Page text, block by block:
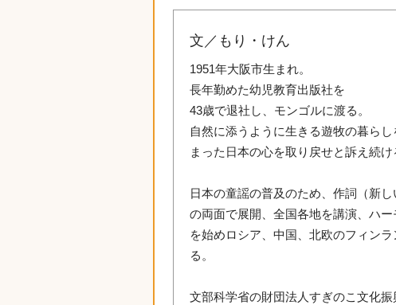
文／もり・けん
1951年大阪市生まれ。
長年勤めた幼児教育出版社を
43歳で退社し、モンゴルに渡る。
自然に添うように生きる遊牧の暮ら
まった日本の心を取り戻せと訴え続け
日本の童謡の普及のため、作詞（新
の両面で展開、全国各地を講演、ハ
を始めロシア、中国、北欧のフィン
る。
文部科学省の財団法人すぎのこ文化